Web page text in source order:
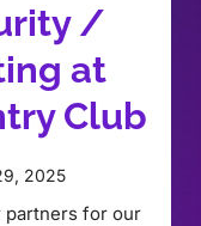
/
at
Club
2025
partners for our